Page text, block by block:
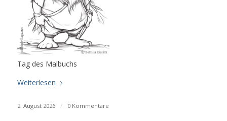
Tag des Malbuchs
Weiterlesen
2. August 2026 / 0 Kommentare